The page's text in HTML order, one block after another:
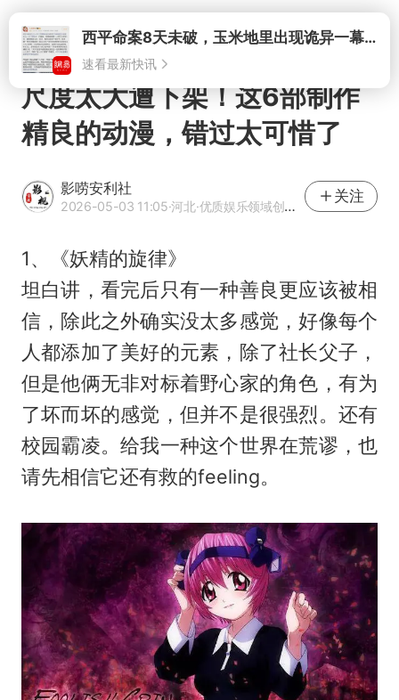
打开
尺度太大遭下架！这6部制作
精良的动漫，错过太可惜了
影唠安利社
2026-05-03 11:05·河北·优质娱乐领域创作者
关注
1、《妖精的旋律》
坦白讲，看完后只有一种善良更应该被相
信，除此之外确实没太多感觉，好像每个
人都添加了美好的元素，除了社长父子，
但是他俩无非对标着野心家的角色，有为
了坏而坏的感觉，但并不是很强烈。还有
校园霸凌。给我一种这个世界在荒谬，也
请先相信它还有救的feeling。